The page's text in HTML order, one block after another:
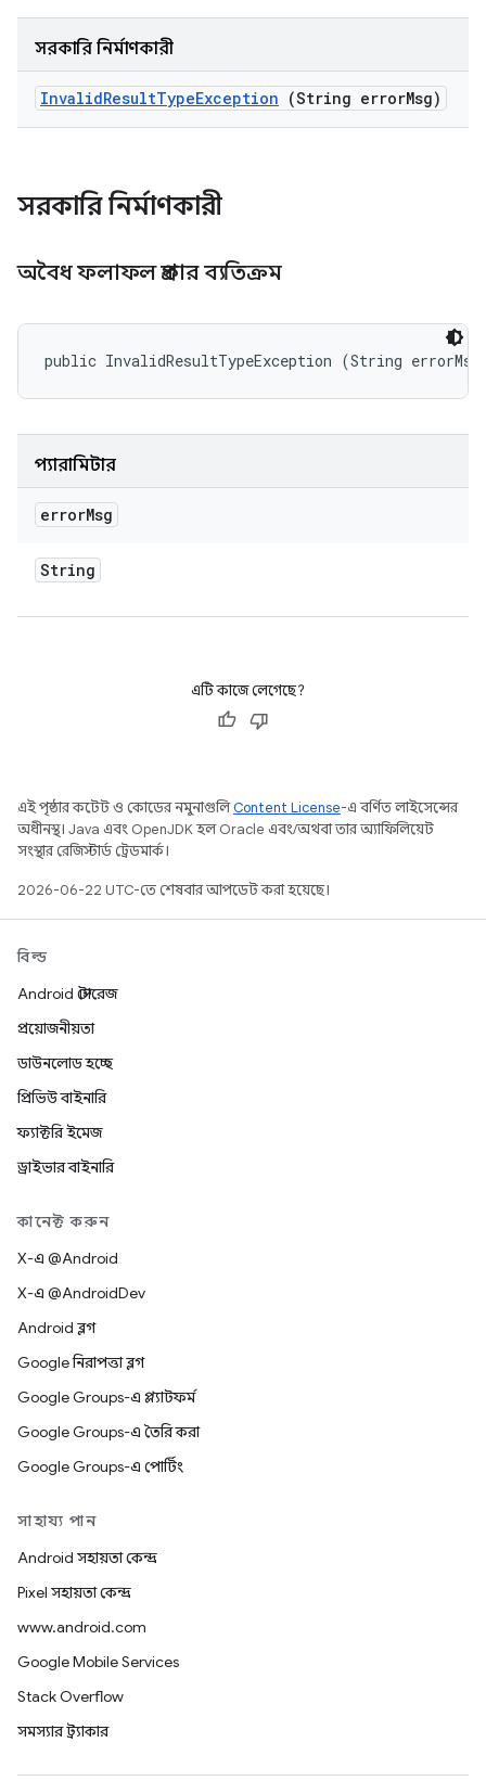
সরকারি নির্মাণকারী
InvalidResultTypeException (String errorMsg)
সরকারি নির্মাণকারী
অবৈধ ফলাফল প্রকার ব্যতিক্রম
public InvalidResultTypeException (String
প্যারামিটার
errorMsg
String
এটি কাজে লেগেছে?
এই পৃষ্ঠার কন্টেন্ট ও কোডের নমুনাগুলিContent License-এ বর্ণিত লাইসেন্সের
অধীনস্থ। Java এবং OpenJDK হল Oracle এবং/অথবা তার অ্যাফিলিয়েট
সংস্থার রেজিস্টার্ড ট্রেডমার্ক।
2026-06-22 UTC-তে শেষবার আপডেট করা হয়েছে।
বিল্ড
Android স্টোরেজ
প্রয়োজনীয়তা
ডাউনলোড হচ্ছে
প্রিভিউ বাইনারি
ফ্যাক্টরি ইমেজ
ড্রাইভার বাইনারি
কানেক্ট করুন
X-এ @Android
X-এ @AndroidDev
Android ব্লগ
Google নিরাপত্তা ব্লগ
Google Groups-এ প্ল্যাটফর্ম
Google Groups-এ তৈরি করা
Google Groups-এ পোর্টিং
সাহায্য পান
Android সহায়তা কেন্দ্র
Pixel সহায়তা কেন্দ্র
www.android.com
Google Mobile Services
Stack Overflow
সমস্যার ট্র্যাকার